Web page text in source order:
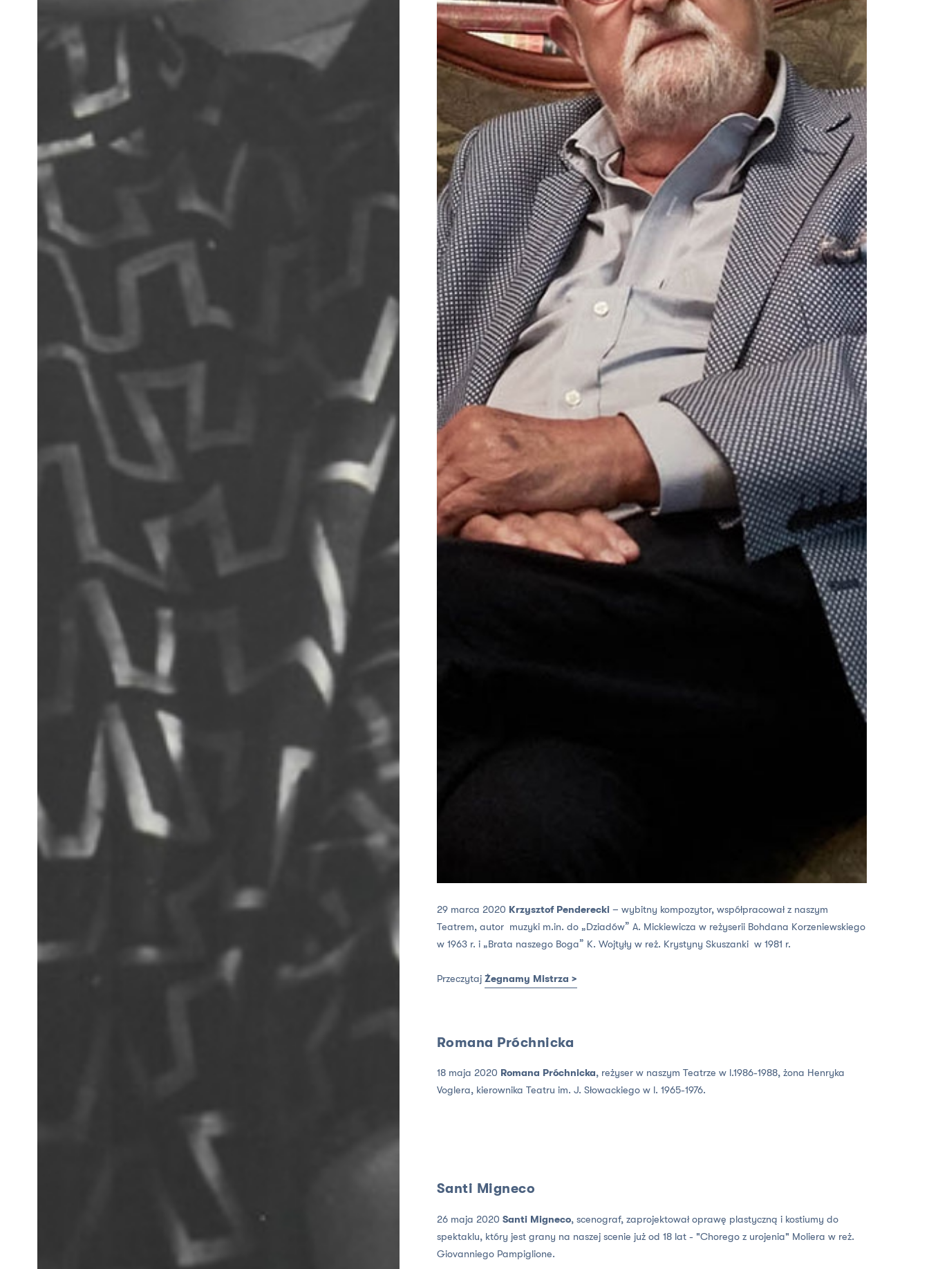
29 marca 2020 Krzysztof Penderecki– wybitny kompozytor, współpracował z naszym
Teatrem, autor muzyki m.in. do „Dziadów” A. Mickiewicza w reżyserii Bohdana Korzeniewskiego
w 1963 r. i „Brata naszego Boga” K. Wojtyły w reż. Krystyny Skuszanki w 1981 r.
Przeczytaj Żegnamy Mistrza >
Romana Próchnicka
18 maja 2020 Romana Próchnicka, reżyser w naszym Teatrze w l.1986-1988, żona Henryka
Voglera, kierownika Teatru im. J. Słowackiego w l. 1965-1976.
Santi Migneco
26 maja 2020 Santi Migneco, scenograf, zaprojektował oprawę plastyczną i kostiumy do
spektaklu, który jest grany na naszej scenie już od 18 lat - "Chorego z urojenia" Moliera w reż.
Giovanniego Pampiglione.